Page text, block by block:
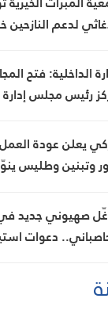
لدعم النازحين
الداخلية: فتح
رئيس مجلس إدارة
يعلن عودة
وتبنين وطليس
صهيوني جديد
دعوات